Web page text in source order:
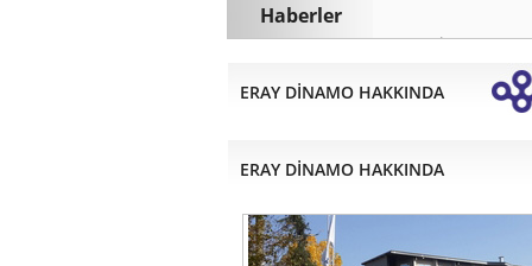
Haberler
Yeni
2015 Fuar
Eğitime
ERAY DİNAMO HAKKINDA
ERAY DİNAMO HAKKINDA